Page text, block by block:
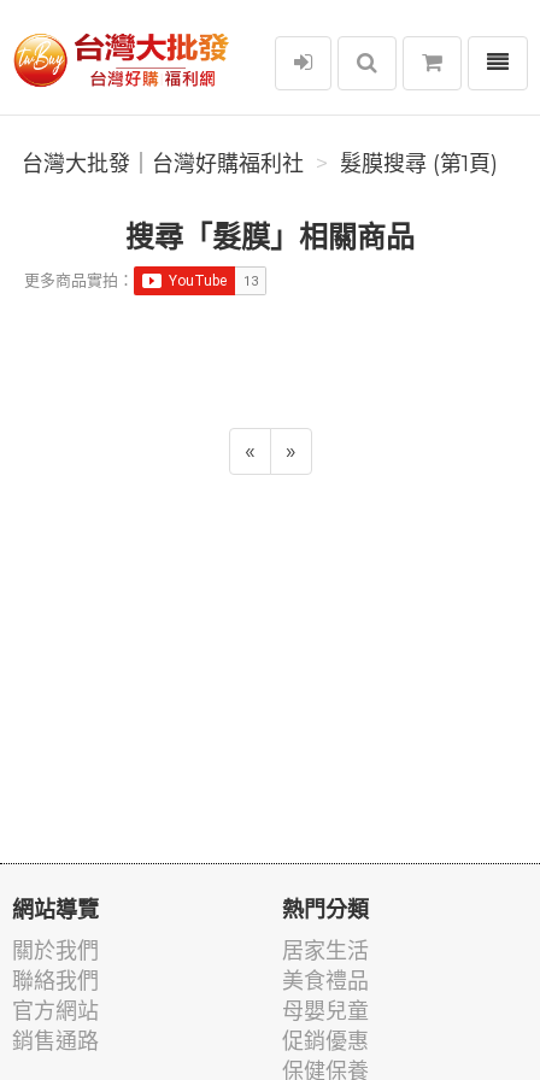
台灣大批發｜台灣好購福利社
選單
台灣大批發｜台灣好購福利社 髮膜搜尋 (第1頁)
搜尋「髮膜」相關商品
更多商品實拍：
« »
網站導覽
關於我們
聯絡我們
官方網站
銷售通路
熱門分類
居家生活
美食禮品
母嬰兒童
促銷優惠
保健保養